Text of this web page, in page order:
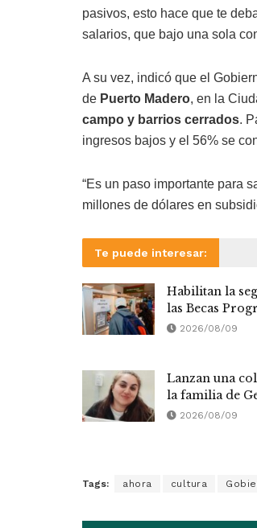
pasivos, esto hace que te
salarios, que bajo una sola
A su vez, indicó que el
de Puerto Madero, en la
campo y barrios cerrados.
ingresos bajos y el 56% se
“Es un paso importante para
millones de dólares en
Te puede interesar:
Habilitan la
las Becas
2026/08/09
Lanzan una
la familia de
2026/08/09
Tags: ahora cultura